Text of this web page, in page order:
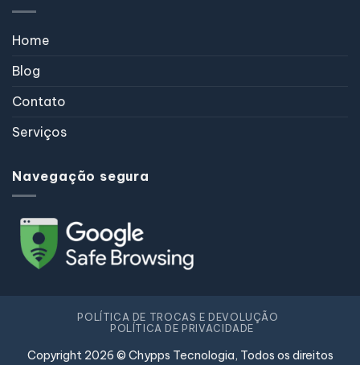
Home
Blog
Contato
Serviços
Navegação segura
POLÍTICA DE TROCAS E DEVOLUÇÃO
POLÍTICA DE PRIVACIDADE
Copyright 2026 © Chypps Tecnologia, Todos os direitos